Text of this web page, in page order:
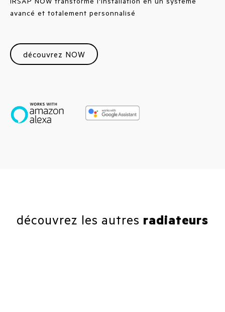
avancé et totalement personnalisé
découvrez NOW
découvrez les autres radiateurs